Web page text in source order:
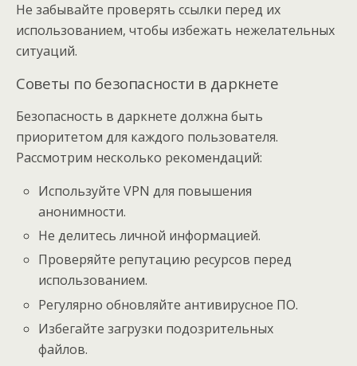
Не забывайте проверять ссылки перед их
использованием, чтобы избежать нежелательных
ситуаций.
Советы по безопасности в даркнете
Безопасность в даркнете должна быть
приоритетом для каждого пользователя.
Рассмотрим несколько рекомендаций:
Используйте VPN для повышения
анонимности.
Не делитесь личной информацией.
Проверяйте репутацию ресурсов перед
использованием.
Регулярно обновляйте антивирусное ПО.
Избегайте загрузки подозрительных
файлов.